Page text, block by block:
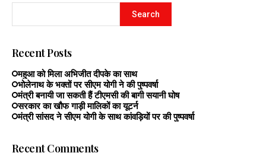
Search
Recent Posts
महुआ को मिला अभिजीत दीपके का साथ
भोलेनाथ के भक्तों पर सीएम योगी ने की पुष्पवर्षा
मंत्री बनायी जा सकती हैं टीएमसी की बागी सयानी घोष
सरकार का खौफ गाड़ी मालिकों का यूटर्न
मंत्री सांसद ने सीएम योगी के साथ कांवड़ियों पर की पुष्पवर्षा
Recent Comments